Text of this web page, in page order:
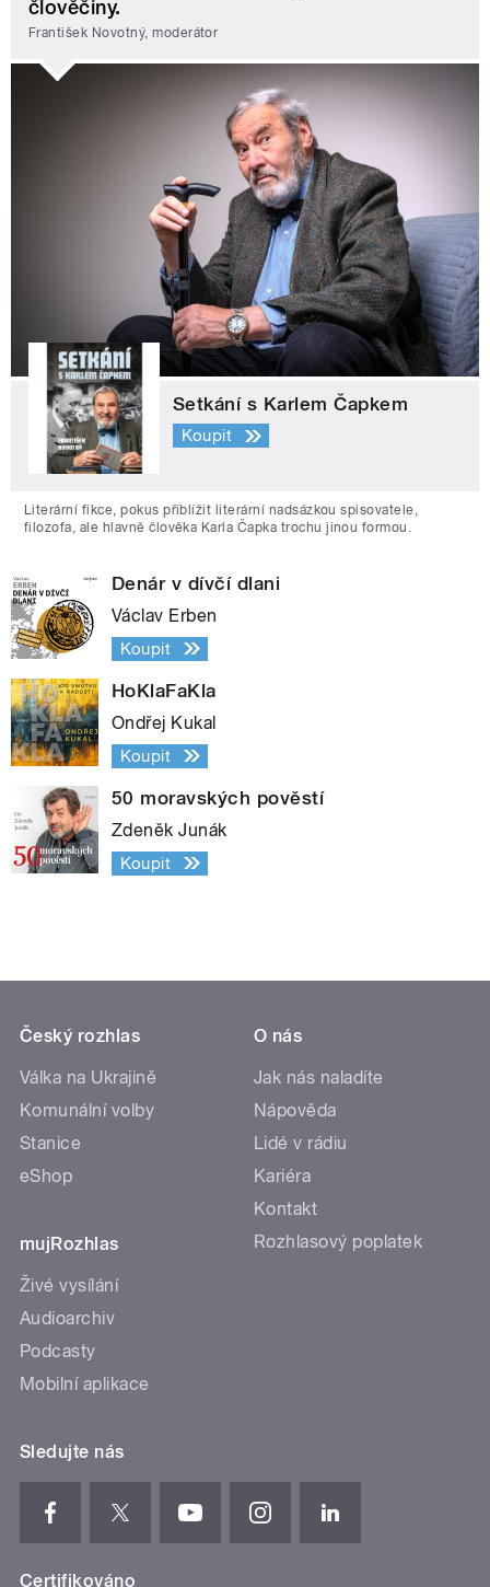
člověčiny.
František Novotný, moderátor
Setkání s Karlem Čapkem
Koupit
Literární fikce, pokus přiblížit literární nadsázkou spisovatele,
filozofa, ale hlavně člověka Karla Čapka trochu jinou formou.
Denár v dívčí dlani
Václav Erben
Koupit
HoKlaFaKla
Ondřej Kukal
Koupit
50 moravských pověstí
Zdeněk Junák
Koupit
Český rozhlas
Válka na Ukrajině
Komunální volby
Stanice
eShop
mujRozhlas
Živé vysílání
Audioarchiv
Podcasty
Mobilní aplikace
O nás
Jak nás naladíte
Nápověda
Lidé v rádiu
Kariéra
Kontakt
Rozhlasový poplatek
Sledujte nás
Certifikováno